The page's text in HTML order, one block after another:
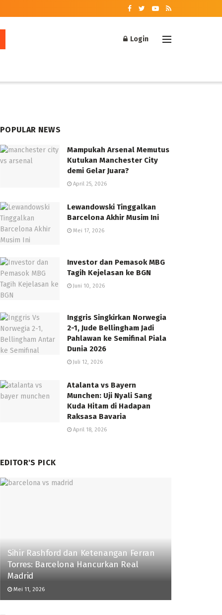
Login
POPULAR NEWS
Mampukah Arsenal Memutus
Kutukan Manchester City
demi Gelar Juara?
April 25, 2026
Lewandowski Tinggalkan
Barcelona Akhir Musim Ini
Mei 17, 2026
Investor dan Pemasok MBG
Tagih Kejelasan ke BGN
Juni 10, 2026
Inggris Singkirkan Norwegia
2-1, Jude Bellingham Jadi
Pahlawan ke Semifinal Piala
Dunia 2026
Juli 12, 2026
Atalanta vs Bayern
Munchen: Uji Nyali Sang
Kuda Hitam di Hadapan
Raksasa Bavaria
April 18, 2026
EDITOR'S PICK
Sihir Rashford dan Ketenangan Ferran
Torres: Barcelona Hancurkan Real
Madrid
Mei 11, 2026